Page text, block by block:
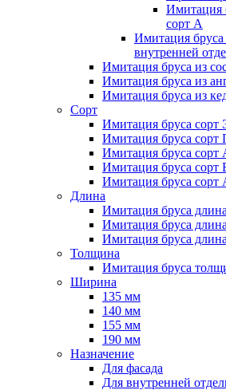
Имитация
сорт A
Имитация
внутренней
Имитация бруса из
Имитация бруса из
Имитация бруса из
Сорт
Имитация бруса сорт
Имитация бруса сорт
Имитация бруса сорт
Имитация бруса сорт
Имитация бруса сорт
Длина
Имитация бруса
Имитация бруса
Имитация бруса
Толщина
Имитация бруса
Ширина
135 мм
140 мм
155 мм
190 мм
Назначение
Для фасада
Для внутренней